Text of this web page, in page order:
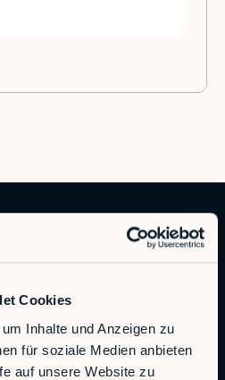
Cookies
Inhalte und Anzeigen zu
für soziale Medien anbieten
auf unsere Website zu